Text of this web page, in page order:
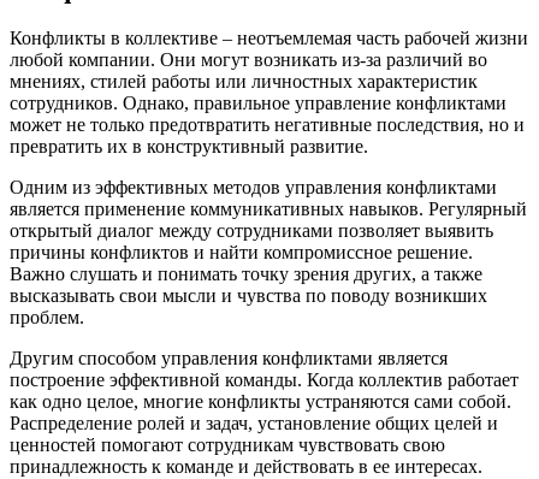
Конфликты в коллективе – неотъемлемая часть рабочей жизни
любой компании. Они могут возникать из-за различий во
мнениях, стилей работы или личностных характеристик
сотрудников. Однако, правильное управление конфликтами
может не только предотвратить негативные последствия, но и
превратить их в конструктивный развитие.
Одним из эффективных методов управления конфликтами
является применение коммуникативных навыков. Регулярный
открытый диалог между сотрудниками позволяет выявить
причины конфликтов и найти компромиссное решение.
Важно слушать и понимать точку зрения других, а также
высказывать свои мысли и чувства по поводу возникших
проблем.
Другим способом управления конфликтами является
построение эффективной команды. Когда коллектив работает
как одно целое, многие конфликты устраняются сами собой.
Распределение ролей и задач, установление общих целей и
ценностей помогают сотрудникам чувствовать свою
принадлежность к команде и действовать в ее интересах.